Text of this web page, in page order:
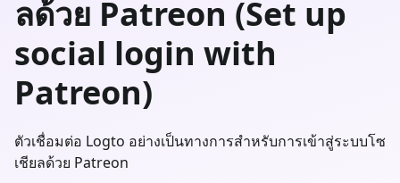
ลด้วย Patreon (Set up
social login with
Patreon)
ตัวเชื่อมต่อ Logto อย่างเป็นทางการสำหรับการเข้าสู่ระบบโซ
เชียลด้วย Patreon